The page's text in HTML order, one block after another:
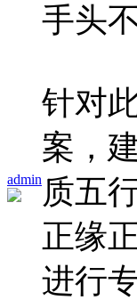
admin
手头
针对
案，
质五
正缘
进行